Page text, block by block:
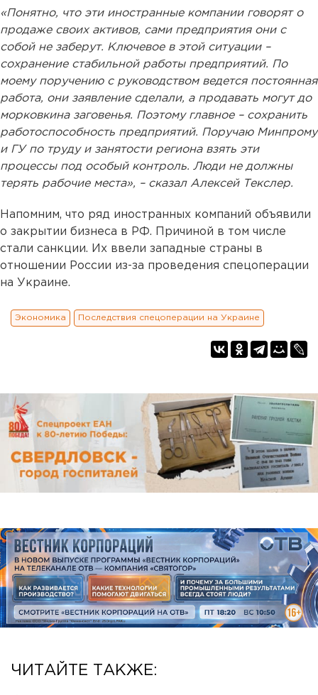
«Понятно, что эти иностранные компании говорят о
продаже своих активов, сами предприятия они с
собой не заберут. Ключевое в этой ситуации –
сохранение стабильной работы предприятий. По
моему поручению с руководством ведется постоянная
работа, они заявление сделали, а продавать могут до
морковкина заговенья. Поэтому главное – сохранить
работоспособность предприятий. Поручаю Минпрому
и ГУ по труду и занятости региона взять эти
процессы под особый контроль. Люди не должны
терять рабочие места», – сказал Алексей Текслер.
Напомним, что ряд иностранных компаний объявили
о закрытии бизнеса в РФ. Причиной в том числе
стали санкции. Их ввели западные страны в
отношении России из-за проведения спецоперации
на Украине.
Экономика Последствия спецоперации на Украине
ЧИТАЙТЕ ТАКЖЕ: